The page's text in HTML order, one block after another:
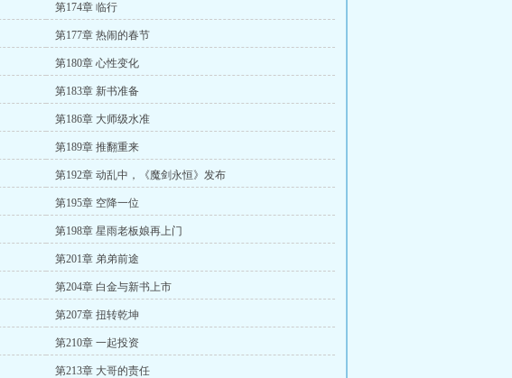
第174章 临行
第177章 热闹的春节
第180章 心性变化
第183章 新书准备
第186章 大师级水准
第189章 推翻重来
第192章 动乱中，《魔剑永恒》发布
第195章 空降一位
第198章 星雨老板娘再上门
第201章 弟弟前途
第204章 白金与新书上市
第207章 扭转乾坤
第210章 一起投资
第213章 大哥的责任